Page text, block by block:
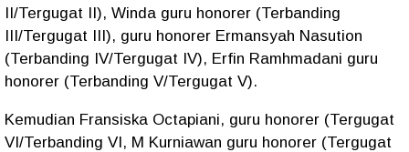
II/Tergugat II), Winda guru honorer (Terbanding
III/Tergugat III), guru honorer Ermansyah Nasution
(Terbanding IV/Tergugat IV), Erfin Ramhmadani guru
honorer (Terbanding V/Tergugat V).
Kemudian Fransiska Octapiani, guru honorer (Tergugat
VI/Terbanding VI, M Kurniawan guru honorer (Tergugat